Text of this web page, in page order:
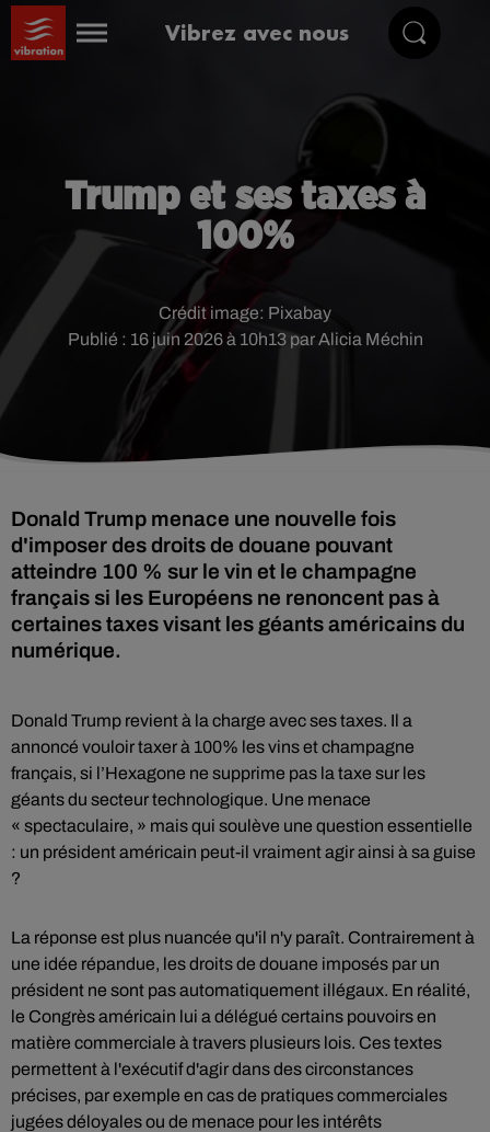
Vibrez avec nous
Trump et ses taxes à
100%
Publié : 16 juin 2026 à 10h13 par Alicia Méchin
Crédit image: Pixabay
Donald Trump menace une nouvelle fois
d'imposer des droits de douane pouvant
atteindre 100 % sur le vin et le champagne
français si les Européens ne renoncent pas à
certaines taxes visant les géants américains du
numérique.
Donald Trump revient à la charge avec ses taxes. Il a
annoncé vouloir taxer à 100% les vins et champagne
français, si l’Hexagone ne supprime pas la taxe sur les
géants du secteur technologique. Une menace
« spectaculaire, » mais qui soulève une question essentielle
: un président américain peut-il vraiment agir ainsi à sa guise
?
La réponse est plus nuancée qu'il n'y paraît. Contrairement à
une idée répandue, les droits de douane imposés par un
président ne sont pas automatiquement illégaux. En réalité,
le Congrès américain lui a délégué certains pouvoirs en
matière commerciale à travers plusieurs lois. Ces textes
permettent à l'exécutif d'agir dans des circonstances
précises, par exemple en cas de pratiques commerciales
jugées déloyales ou de menace pour les intérêts